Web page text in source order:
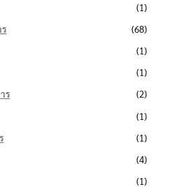
(1)
(68)
(1)
(1)
ร
(2)
(1)
(1)
(4)
(1)